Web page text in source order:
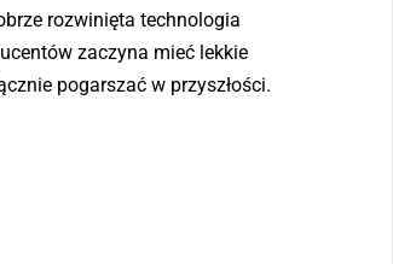
rozwinięta technologia
zaczyna mieć lekkie
pogarszać w przyszłości.